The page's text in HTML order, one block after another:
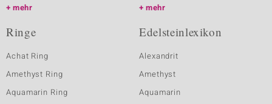
mehr
mehr
Ringe
Achat Ring
Amethyst Ring
Aquamarin Ring
Edelsteinlexikon
Alexandrit
Amethyst
Aquamarin